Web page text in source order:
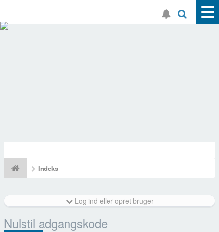
Indeks
Log ind eller opret bruger
Nulstil adgangskode